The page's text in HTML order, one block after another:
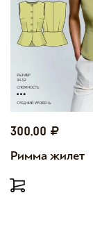
300,00
Римма жилет